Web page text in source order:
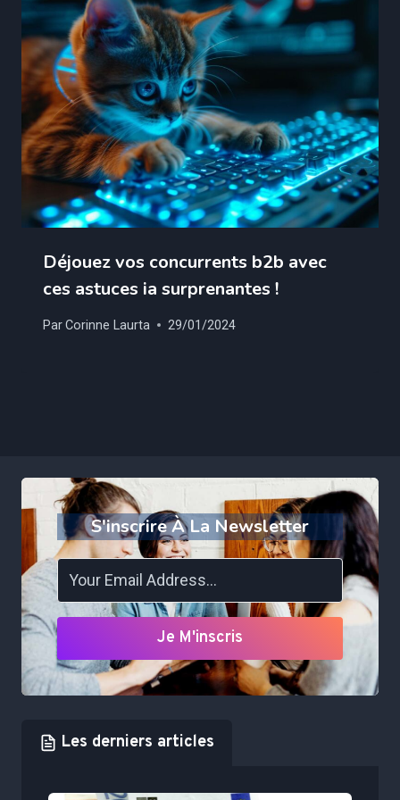
Déjouez vos concurrents b2b avec
ces astuces ia surprenantes !
ParCorinne Laurta 29/01/2024
S'inscrire À La Newsletter
Je M'inscris
Les derniers articles